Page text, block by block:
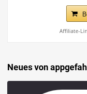
Affiliate-
Neues von